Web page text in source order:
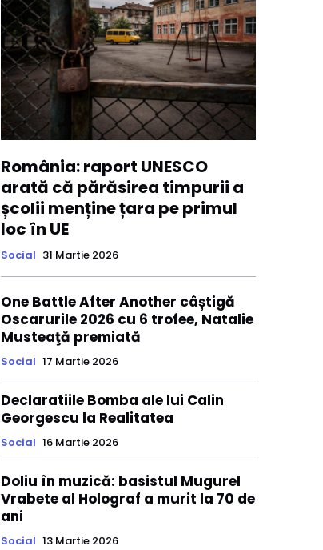
România: raport UNESCO
arată că părăsirea timpurii a
școlii menține țara pe primul
loc în UE
Social 31 Martie 2026
One Battle After Another câștigă
Oscarurile 2026 cu 6 trofee, Natalie
Musteaţă premiată
Social 17 Martie 2026
Declaratiile Bomba ale lui Calin
Georgescu la Realitatea
Social 16 Martie 2026
Doliu în muzică: basistul Mugurel
Vrabete al Holograf a murit la 70 de
ani
Social 13 Martie 2026